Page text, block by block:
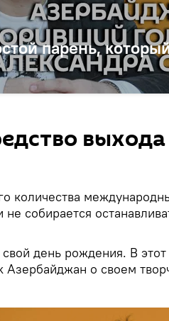
парень,
выхода
количества
собирается
день рождения. В
Азербайджан о своем